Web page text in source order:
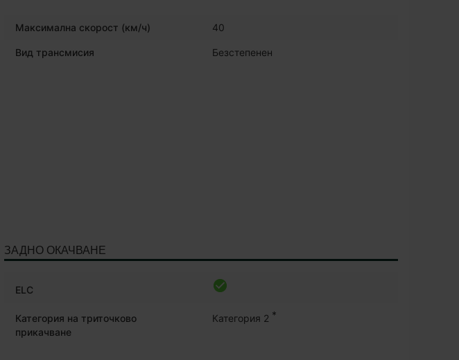
Максимална скорост (км/ч) 40
Вид трансмисия Безстепенен
ЗАДНО ОКАЧВАНЕ
ELC
Категория на триточково
прикачване
Категория 2 *